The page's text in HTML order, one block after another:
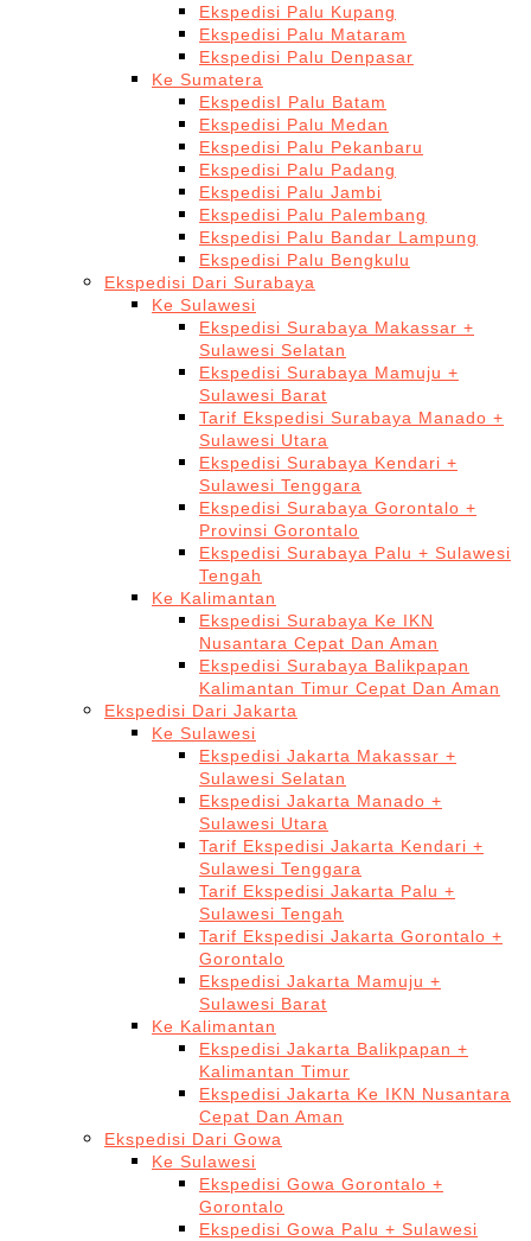
Ekspedisi Palu Kupang
Ekspedisi Palu Mataram
Ekspedisi Palu Denpasar
Ke Sumatera
EkspedisI Palu Batam
Ekspedisi Palu Medan
Ekspedisi Palu Pekanbaru
Ekspedisi Palu Padang
Ekspedisi Palu Jambi
Ekspedisi Palu Palembang
Ekspedisi Palu Bandar Lampung
Ekspedisi Palu Bengkulu
Ekspedisi Dari Surabaya
Ke Sulawesi
Ekspedisi Surabaya Makassar +
Sulawesi Selatan
Ekspedisi Surabaya Mamuju +
Sulawesi Barat
Tarif Ekspedisi Surabaya Manado +
Sulawesi Utara
Ekspedisi Surabaya Kendari +
Sulawesi Tenggara
Ekspedisi Surabaya Gorontalo +
Provinsi Gorontalo
Ekspedisi Surabaya Palu + Sulawesi
Tengah
Ke Kalimantan
Ekspedisi Surabaya Ke IKN
Nusantara Cepat Dan Aman
Ekspedisi Surabaya Balikpapan
Kalimantan Timur Cepat Dan Aman
Ekspedisi Dari Jakarta
Ke Sulawesi
Ekspedisi Jakarta Makassar +
Sulawesi Selatan
Ekspedisi Jakarta Manado +
Sulawesi Utara
Tarif Ekspedisi Jakarta Kendari +
Sulawesi Tenggara
Tarif Ekspedisi Jakarta Palu +
Sulawesi Tengah
Tarif Ekspedisi Jakarta Gorontalo +
Gorontalo
Ekspedisi Jakarta Mamuju +
Sulawesi Barat
Ke Kalimantan
Ekspedisi Jakarta Balikpapan +
Kalimantan Timur
Ekspedisi Jakarta Ke IKN Nusantara
Cepat Dan Aman
Ekspedisi Dari Gowa
Ke Sulawesi
Ekspedisi Gowa Gorontalo +
Gorontalo
Ekspedisi Gowa Palu + Sulawesi